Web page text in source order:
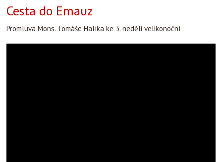
Cesta do Emauz
Promluva Mons. Tomáše Halíka ke 3. neděli velikonoční